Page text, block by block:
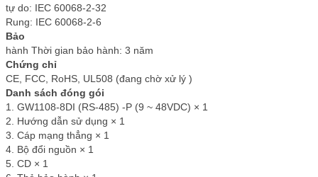
tự do: IEC 60068-2-32
Rung: IEC 60068-2-6
Bảo
hành Thời gian bảo hành: 3 năm
Chứng chỉ
CE, FCC, RoHS, UL508 (đang chờ xử lý )
Danh sách đóng gói
1. GW1108-8DI (RS-485) -P (9 ~ 48VDC) × 1
2. Hướng dẫn sử dụng × 1
3. Cáp mạng thẳng × 1
4. Bộ đổi nguồn × 1
5. CD × 1